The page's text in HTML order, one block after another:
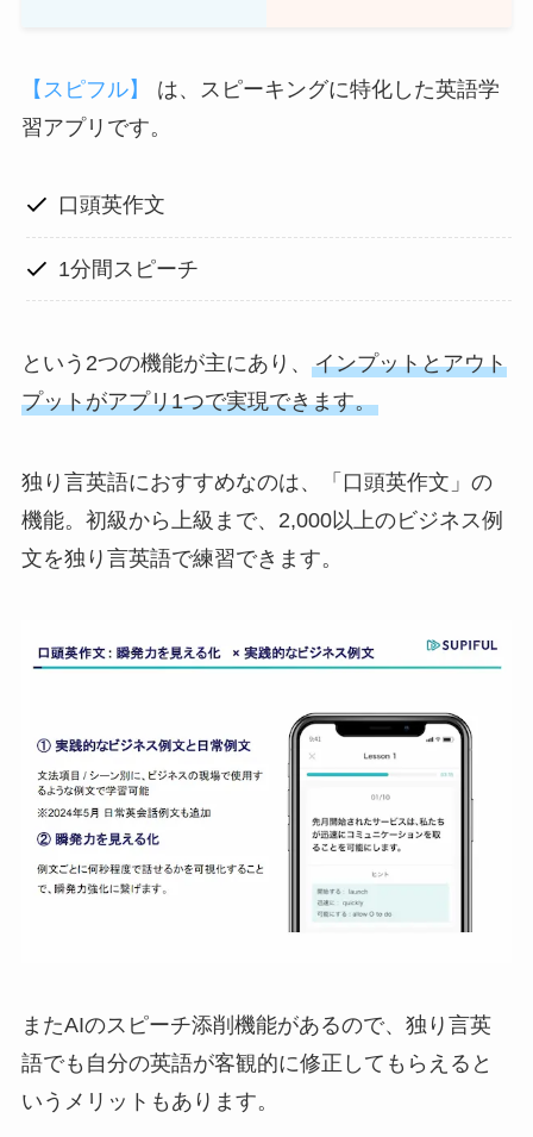
【スピフル】
は、スピーキングに特化した英語学
習アプリです。
口頭英作文
1分間スピーチ
という2つの機能が主にあり、 インプットとアウト
プットがアプリ1つで実現できます。
独り言英語におすすめなのは、「口頭英作文」の
機能。初級から上級まで、2,000以上のビジネス例
文を独り言英語で練習できます。
またAIのスピーチ添削機能があるので、独り言英
語でも自分の英語が客観的に修正してもらえると
いうメリットもあります。